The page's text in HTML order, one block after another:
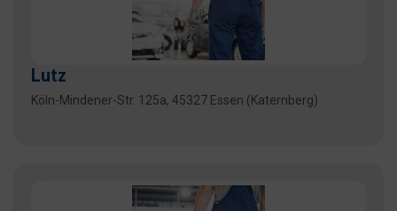
Lutz
Köln-Mindener-Str. 125a, 45327 Essen (Katernberg)